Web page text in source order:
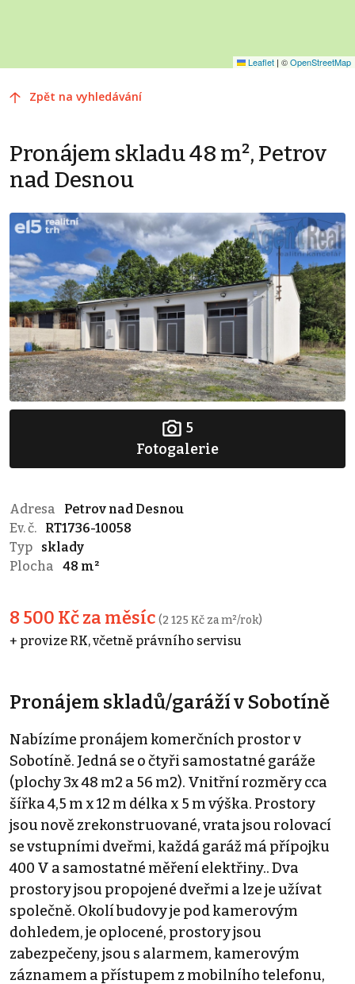
Leaflet | ©OpenStreetMap
Zpět na vyhledávání
Pronájem skladu 48 m², Petrov
nad Desnou
5
Fotogalerie
Adresa
Petrov nad Desnou
Ev. č.
RT1736-10058
Typ
sklady
Plocha
48 m²
8 500 Kč za měsíc (2 125 Kč za m²/rok)
+ provize RK, včetně právního servisu
Pronájem skladů/garáží v Sobotíně
Nabízíme pronájem komerčních prostor v
Sobotíně. Jedná se o čtyři samostatné garáže
(plochy 3x 48 m2 a 56 m2). Vnitřní rozměry cca
šířka 4,5 m x 12 m délka x 5 m výška. Prostory
jsou nově zrekonstruované, vrata jsou rolovací
se vstupními dveřmi, každá garáž má přípojku
400 V a samostatné měření elektřiny.. Dva
prostory jsou propojené dveřmi a lze je užívat
společně. Okolí budovy je pod kamerovým
dohledem, je oplocené, prostory jsou
zabezpečeny, jsou s alarmem, kamerovým
záznamem a přístupem z mobilního telefonu,